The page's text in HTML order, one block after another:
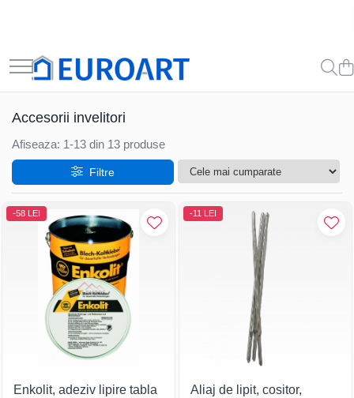
Accesorii invelitori
Afiseaza: 1-13 din 13 produse
Filtre
-58 LEI
Enkolit, adeziv lipire tabla
-11 LEI
Aliaj de lipit, cositor,